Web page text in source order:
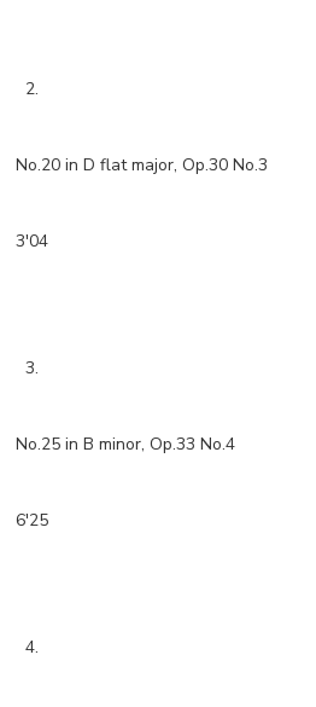
2.
No.20 in D flat major, Op.30 No.3
3'04
3.
No.25 in B minor, Op.33 No.4
6'25
4.